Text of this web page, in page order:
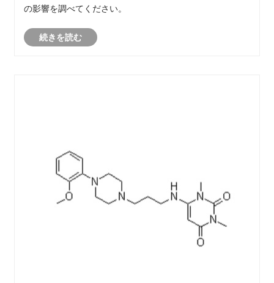
の影響を調べてください。
続きを読む